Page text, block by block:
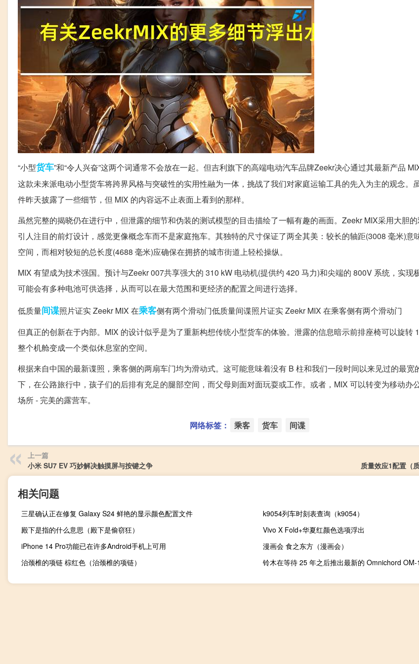
“小型货车”和“令人兴奋”这两个词通常不会放在一起。但吉利旗下的高端电动汽车品牌Zeekr决心通过其最新产品
这款未来派电动小型货车将跨界风格与突破性的实用性融为一体，挑战了我们对家庭运输工具的先入为主的观念。
件昨天披露了一些细节，但 MIX 的内容远不止表面上看到的那样。
虽然完整的揭晓仍在进行中，但泄露的细节和伪装的测试模型的目击描绘了一幅有趣的画面。Zeekr MIX采用大胆
引人注目的前灯设计，感觉更像概念车而不是家庭拖车。其独特的尺寸保证了两全其美：较长的轴距(3008 毫米)意
空间，而相对较短的总长度(4688 毫米)应确保在拥挤的城市街道上轻松操纵。
MIX 有望成为技术强国。预计与Zeekr 007共享强大的 310 kW 电动机(提供约 420 马力)和尖端的 800V 系统，实现
可能会有多种电池可供选择，从而可以在最大范围和更经济的配置之间进行选择。
低质量间谍照片证实 Zeekr MIX 在乘客侧有两个滑动门低质量间谍照片证实 Zeekr MIX 在乘客侧有两个滑动门
但真正的创新在于内部。MIX 的设计似乎是为了重新构想传统小型货车的体验。泄露的信息暗示前排座椅可以旋转
整个机舱变成一个类似休息室的空间。
根据来自中国的最新谍照，乘客侧的两扇车门均为滑动式。这可能意味着没有 B 柱和我们一段时间以来见过的最宽
下，在公路旅行中，孩子们的后排有充足的腿部空间，而父母则面对面玩耍或工作。或者，MIX 可以转变为移动办
场所 - 完美的露营车。
网络标签： 乘客 货车 间谍
上一篇
小米 SU7 EV 巧妙解决触摸屏与按键之争
质量效应1配置（
相关问题
三星确认正在修复 Galaxy S24 鲜艳的显示颜色配置文件
k9054列车时刻表查询（k9054）
殿下是指的什么意思（殿下是偷窃狂）
Vivo X Fold+华夏红颜色选项浮出
iPhone 14 Pro功能已在许多Android手机上可用
漫画会 食之东方（漫画会）
治颈椎的项链 棕红色（治颈椎的项链）
铃木在等待 25 年之后推出最新的 Omnichord